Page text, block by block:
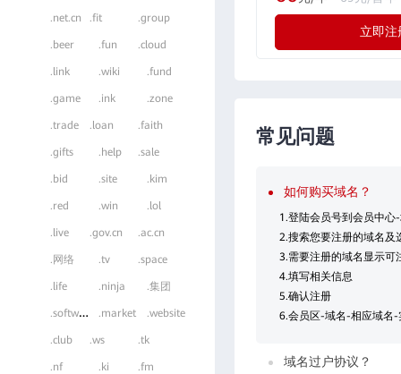
.net.cn .fit .group
.beer .fun .cloud
.link .wiki .fund
.game .ink .zone
.trade .loan .faith
.gifts .help .sale
.bid .site .kim
.red .win .lol
.live .gov.cn .ac.cn
.网络 .tv .space
.life .ninja .集团
.
software .market .website
.club .ws .tk
.nf .ki .fm
际最广泛流行的通用
示为“公司”，形如：
立即注
常见问题
如何购买域名？
1.登陆会员号到会员中
2.搜索您要注册的域名及
3.需要注册的域名显示可
4.填写相关信息
5.确认注册
6.会员区-域名-相应域名-
域名过户协议？